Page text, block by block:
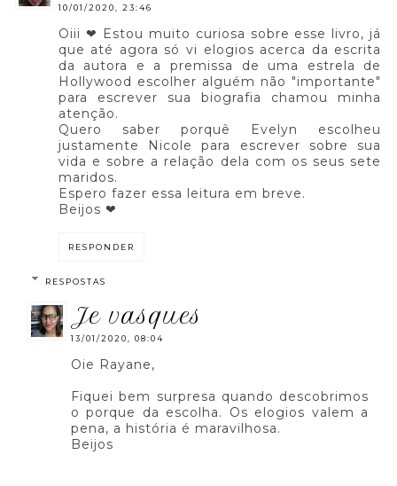
10/01/2020, 23:46
Oiii ❤ Estou muito curiosa sobre esse livro, já
que até agora só vi elogios acerca da escrita
da autora e a premissa de uma estrela de
Hollywood escolher alguém não "importante"
para escrever sua biografia chamou minha
atenção.
Quero saber porquê Evelyn escolheu
justamente Nicole para escrever sobre sua
vida e sobre a relação dela com os seus sete
maridos.
Espero fazer essa leitura em breve.
Beijos ❤
RESPONDER
RESPOSTAS
je vasques
13/01/2020, 08:04
Oie Rayane,
Fiquei bem surpresa quando descobrimos
o porque da escolha. Os elogios valem a
pena, a história é maravilhosa.
Beijos